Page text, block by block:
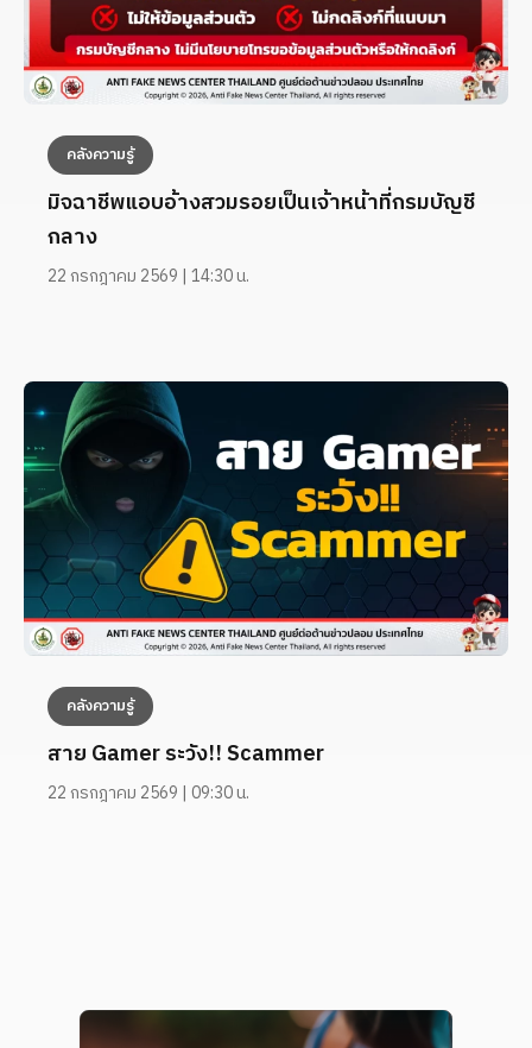
คลังความรู้
มิจฉาชีพแอบอ้างสวมรอยเป็นเจ้าหน้าที่กรมบัญชี
กลาง
22 กรกฎาคม 2569 | 14:30 น.
คลังความรู้
สาย Gamer ระวัง!! Scammer
22 กรกฎาคม 2569 | 09:30 น.